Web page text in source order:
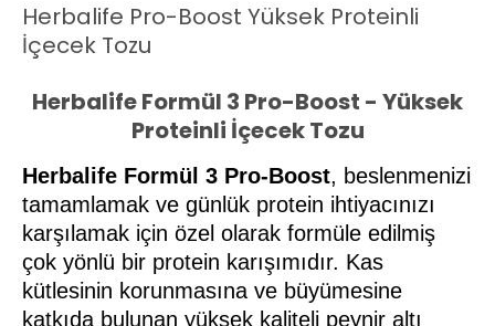
Herbalife Pro-Boost Yüksek Proteinli
İçecek Tozu
Herbalife Formül 3 Pro-Boost - Yüksek
Proteinli İçecek Tozu
Herbalife Formül 3 Pro-Boost, beslenmenizi
tamamlamak ve günlük protein ihtiyacınızı
karşılamak için özel olarak formüle edilmiş
çok yönlü bir protein karışımıdır. Kas
kütlesinin korunmasına ve büyümesine
katkıda bulunan yüksek kaliteli peynir altı